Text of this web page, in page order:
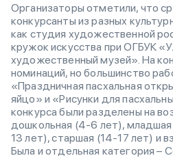
Организаторы отметили, что
конкурсанты из разных
как студия художественной
кружок искусства при ОГБУК
художественный музей». На
номинаций, но большинство
«Праздничная пасхальная
яйцо» и «Рисунки для
конкурса были разделены на
дошкольная (4-6 лет), младшая
13 лет), старшая (14-17 лет) и
Была и отдельная категория –